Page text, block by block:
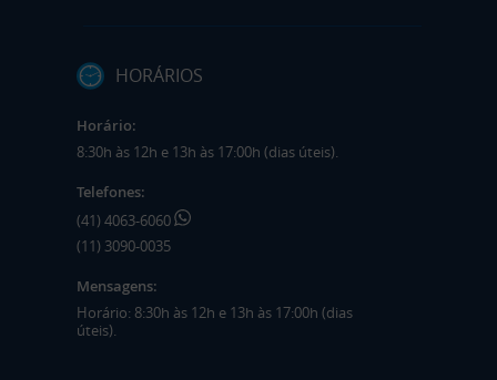
HORÁRIOS
Horário:
8:30h às 12h e 13h às 17:00h (dias úteis).
Telefones:
(41) 4063-6060
(11) 3090-0035
Mensagens:
Horário: 8:30h às 12h e 13h às 17:00h (dias
úteis).